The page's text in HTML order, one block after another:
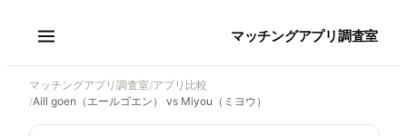
マッチングアプリ調査室
マッチングアプリ調査室/アプリ比較
/Aill goen（エールゴエン） vs Miyou（ミヨウ）